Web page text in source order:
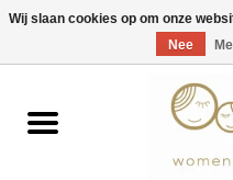
EUR/GBP/USD
Home
Wij slaan cookies op om onze
Nee